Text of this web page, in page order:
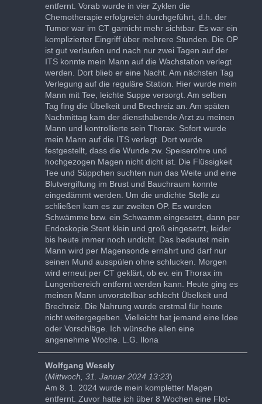
entfernt. Vorab wurde in vier Zyklen die
Chemotherapie erfolgreich durchgeführt, d.h. der
Tumor war im CT garnicht mehr sichtbar. Es war ein
komplizierter Eingriff über mehrere Stunden. Die OP
ist gut verlaufen und nach nur zwei Tagen auf der
ITS konnte mein Mann auf die Wachstation verlegt
werden. Dort blieb er eine Nacht. Am nächsten Tag
Verlegung auf die reguläre Station. Hier wurde mein
Mann mit Tee, leichte Suppe versorgt. Am selben
Tag fing die Übelkeit und Brechreiz an. Am späten
Nachmittag kam der diensthabende Arzt zu meinen
Mann und kontrollierte sein Thorax. Sofort wurde
mein Mann auf die ITS verlegt. Dort wurde
festgestellt, dass die Wunde zw. Speiseröhre und
hochgezogen Magen nicht dicht ist. Die Flüssigkeit
Tee und Süppchen suchten nun das Weite und eine
Blutvergiftung im Brust und Bauchraum konnte
eingedämmt werden. Um die undichte Stelle zu
schließen kam es zur zweiten OP. Es wurden
Schwämme bzw. ein Schwamm eingesetzt, dann per
Endoskopie Stent klein und groß eingesetzt, leider
bis heute immer noch undicht. Das bedeutet mein
Mann wird per Magensonde ernährt und darf nur
seinen Mund ausspülen ohne schlucken. Morgen
wird erneut per CT geklärt, ob ev. ein Thorax im
Lungenbereich entfernt werden kann. Heute ging es
meinen Mann unvorstellbar schlecht Übelkeit und
Brechreiz. Die Nahrung wurde erstmal für heute
nicht weitergegeben. Vielleicht hat jemand eine Idee
oder Vorschläge. Ich wünsche allen eine
angenehme Woche. L.G. Ilona
Wolfgang Wesely
(Mittwoch, 31. Januar 2024 13:23)
Am 8. 1. 2024 wurde mein kompletter Magen
entfernt. Zuvor hatte ich über 8 Wochen eine Flot-